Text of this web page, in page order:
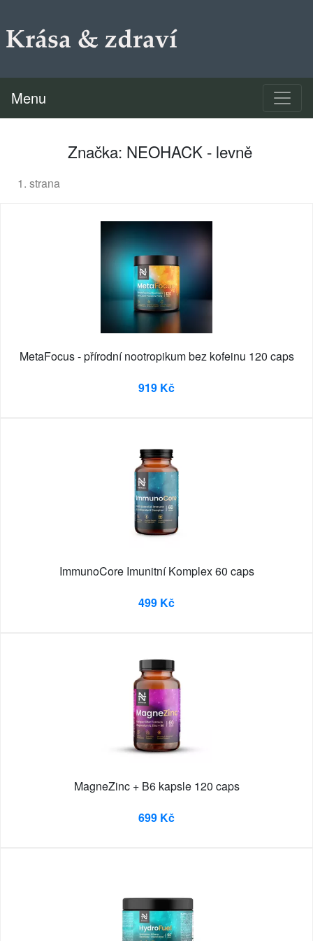
Menu
Značka: NEOHACK - levně
1. strana
MetaFocus - přírodní nootropikum bez kofeinu 120 caps
919 Kč
ImmunoCore Imunitní Komplex 60 caps
499 Kč
MagneZinc + B6 kapsle 120 caps
699 Kč